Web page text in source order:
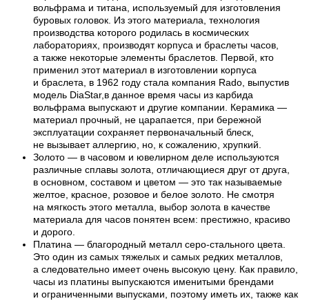
вольфрама и титана, используемый для изготовления
буровых головок. Из этого материала, технология
производства которого родилась в космических
лабораториях, производят корпуса и браслеты часов,
а также некоторые элементы браслетов. Первой, кто
применил этот материал в изготовлении корпуса
и браслета, в 1962 году стала компания Rado, выпустив
модель DiaStar,в данное время часы из карбида
вольфрама выпускают и другие компании. Керамика —
материал прочный, не царапается, при бережной
эксплуатации сохраняет первоначальный блеск,
не вызывает аллергию, но, к сожалению, хрупкий.
Золото — в часовом и ювелирном деле используются
различные сплавы золота, отличающиеся друг от друга,
в основном, составом и цветом — это так называемые
желтое, красное, розовое и белое золото. Не смотря
на мягкость этого металла, выбор золота в качестве
материала для часов понятен всем: престижно, красиво
и дорого.
Платина — благородный металл серо-стального цвета.
Это один из самых тяжелых и самых редких металлов,
а следовательно имеет очень высокую цену. Как правило,
часы из платины выпускаются именитыми брендами
и ограниченными выпусками, поэтому иметь их, также как